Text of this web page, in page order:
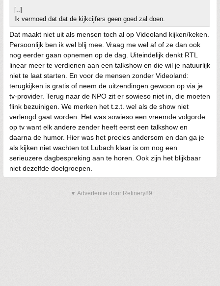
[..]
Ik vermoed dat dat de kijkcijfers geen goed zal doen.
Dat maakt niet uit als mensen toch al op Videoland kijken/keken.
Persoonlijk ben ik wel blij mee. Vraag me wel af of ze dan ook
nog eerder gaan opnemen op de dag. Uiteindelijk denkt RTL
linear meer te verdienen aan een talkshow en die wil je natuurlijk
niet te laat starten. En voor de mensen zonder Videoland:
terugkijken is gratis of neem de uitzendingen gewoon op via je
tv-provider. Terug naar de NPO zit er sowieso niet in, die moeten
flink bezuinigen. We merken het t.z.t. wel als de show niet
verlengd gaat worden. Het was sowieso een vreemde volgorde
op tv want elk andere zender heeft eerst een talkshow en
daarna de humor. Hier was het precies andersom en dan ga je
als kijken niet wachten tot Lubach klaar is om nog een
serieuzere dagbespreking aan te horen. Ook zijn het blijkbaar
niet dezelfde doelgroepen.
▼ Advertentie door Refinery89